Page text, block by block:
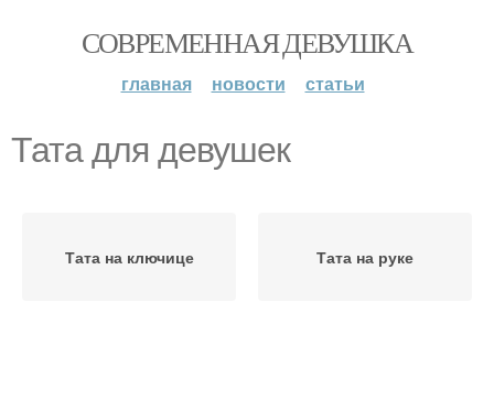
СОВРЕМЕННАЯ ДЕВУШКА
главная новости статьи
Тата для девушек
Тата на ключице Тата на руке